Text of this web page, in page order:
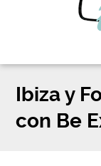
Ibiza y
con Be